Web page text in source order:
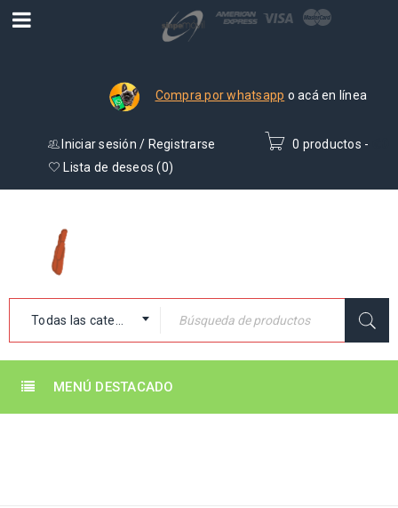
Compra por whatsapp o acá en línea
0 productos -
Iniciar sesión / Registrarse
Lista de deseos (0)
Todas las categorías
MENÚ DESTACADO